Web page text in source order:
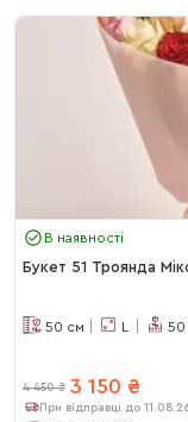
В наявності
Букет 51 Троянда
50 см L 50
4 450 ₴ 3 150 ₴
При відправці до